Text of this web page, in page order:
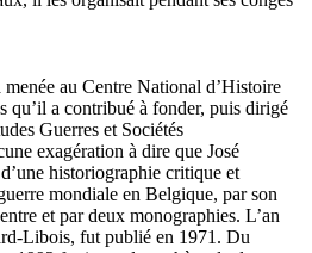
au Centre National d’Histoire
qu’il a contribué à fonder, puis dirigé
Guerres et Sociétés
exagération à dire que José
historiographie critique et
mondiale en Belgique, par son
et par deux monographies. L’an
Libois, fut publié en 1971. Du